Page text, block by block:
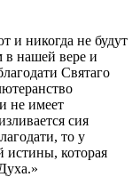
и никогда не будут
в нашей вере и
Святаго
не имеет
сия
то у
истины, которая